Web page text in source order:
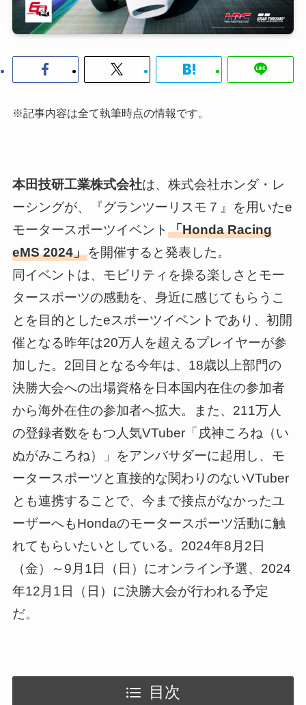
※記事内容は全て執筆時点の情報です。
本田技研工業株式会社は、株式会社ホンダ・レ
ーシングが、『グランツーリスモ７』を用いたe
モータースポーツイベント 「Honda Racing
eMS 2024」を開催すると発表した。
同イベントは、モビリティを操る楽しさとモー
タースポーツの感動を、身近に感じてもらうこ
とを目的としたeスポーツイベントであり、初開
催となる昨年は20万人を超えるプレイヤーが参
加した。2回目となる今年は、18歳以上部門の
決勝大会への出場資格を日本国内在住の参加者
から海外在住の参加者へ拡大。また、211万人
の登録者数をもつ人気VTuber「戌神ころね（い
ぬがみころね）」をアンバサダーに起用し、モ
ータースポーツと直接的な関わりのないVTuber
とも連携することで、今まで接点がなかったユ
ーザーへもHondaのモータースポーツ活動に触
れてもらいたいとしている。2024年8月2日
（金）～9月1日（日）にオンライン予選、2024
年12月1日（日）に決勝大会が行われる予定
だ。
目次